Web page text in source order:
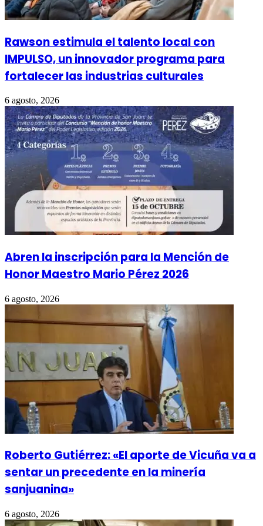
Rawson estimula el talento local con
IMPULSO, un innovador programa para
fortalecer las industrias culturales
6 agosto, 2026
Abren la inscripción para la Mención de
Honor Maestro Mario Pérez 2026
6 agosto, 2026
Roberto Gutiérrez: «El aporte de Vicuña va a
sentar un precedente en la minería
sanjuanina»
6 agosto, 2026